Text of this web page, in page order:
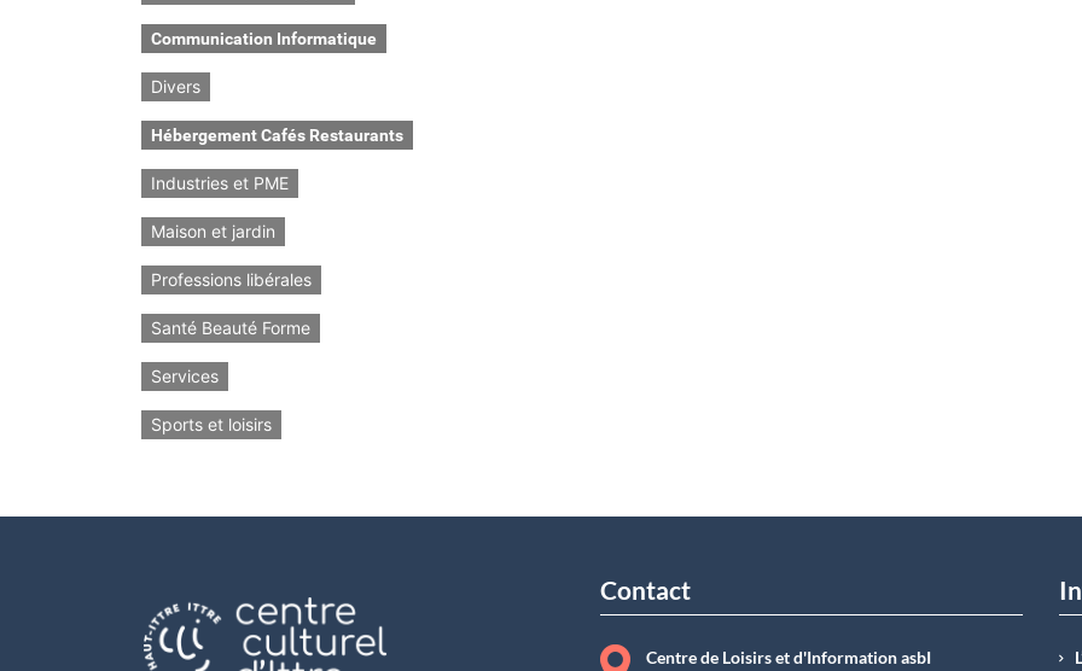
Communication Informatique
Divers
Hébergement Cafés Restaurants
Industries et PME
Maison et jardin
Professions libérales
Santé Beauté Forme
Services
Sports et loisirs
Contact
Centre de Loisirs et d'Information asbI